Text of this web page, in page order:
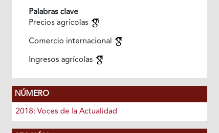
Palabras clave
Precios agrícolas
Comercio internacional
Ingresos agrícolas
NÚMERO
2018: Voces de la Actualidad